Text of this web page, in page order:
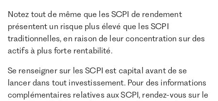
Notez tout de même que les SCPI de rendement
présentent un risque plus élevé que les SCPI
traditionnelles, en raison de leur concentration sur des
actifs à plus forte rentabilité.
Se renseigner sur les SCPI est capital avant de se
lancer dans tout investissement. Pour des informations
complémentaires relatives aux SCPI, rendez-vous sur le